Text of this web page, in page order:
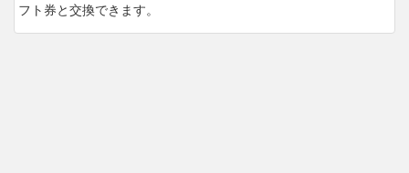
フト券と交換できます。